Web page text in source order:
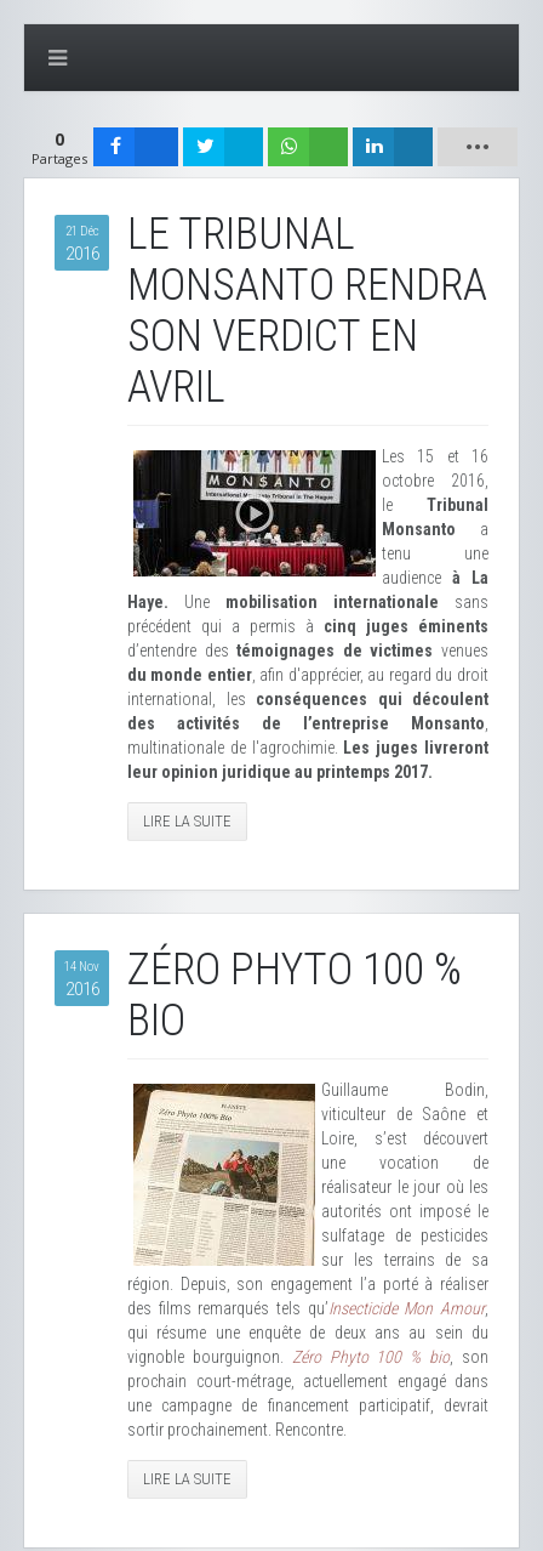
0
Partages
21 Déc
2016
LE TRIBUNAL
MONSANTO RENDRA
SON VERDICT EN
AVRIL
Les 15 et 16
octobre 2016,
le Tribunal
Monsanto a
tenu une
audience à La
Haye. Une mobilisation internationale sans
précédent qui a permis à cinq juges éminents
d’entendre des témoignages de victimesvenues
du monde entier, afin d'apprécier, au regard du droit
international, les conséquences qui découlent
des activités de l’entreprise Monsanto
multinationale de l'agrochimie.
Les juges livreront
leur opinion juridique au printemps 2017.
LIRE LA SUITE
14 Nov
2016
ZÉRO PHYTO 100 %
BIO
Guillaume Bodin,
viticulteur de Saône et
Loire, s’est découvert
une vocation de
réalisateur le jour où les
autorités ont imposé le
sulfatage de pesticides
sur les terrains de sa
région. Depuis, son engagement l’a porté à réaliser
des films remarqués tels qu’Insecticide Mon Amour,
qui résume une enquête de deux ans au sein du
vignoble bourguignon. Zéro Phyto 100 % bio, son
prochain court-métrage, actuellement engagé dans
une campagne de financement participatif, devrait
sortir prochainement. Rencontre.
LIRE LA SUITE